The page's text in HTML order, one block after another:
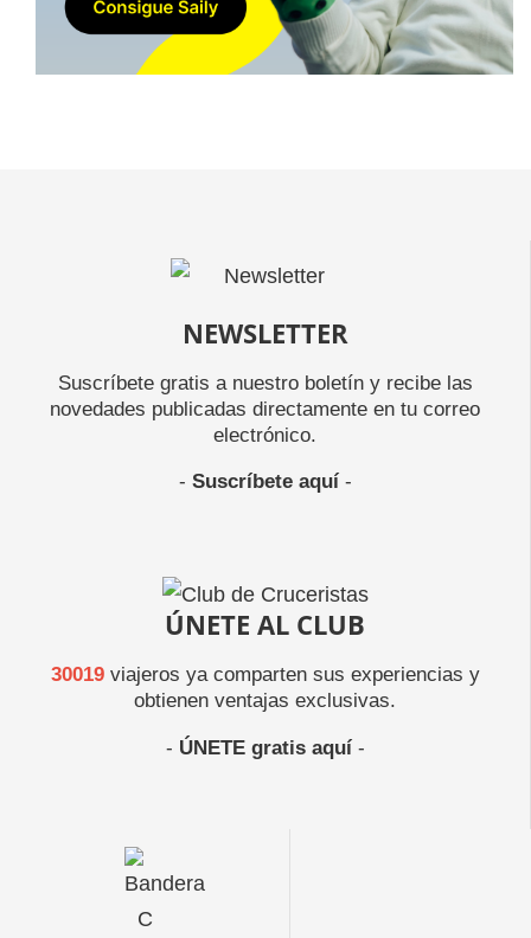
NEWSLETTER
Suscríbete gratis a nuestro boletín y recibe las
novedades publicadas directamente en tu correo
electrónico.
- Suscríbete aquí-
ÚNETE AL CLUB
30019viajeros ya comparten sus experiencias y
obtienen ventajas exclusivas.
- ÚNETE gratis aquí-